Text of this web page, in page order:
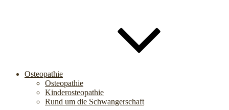
Osteopathie
Osteopathie
Kinderosteopathie
Rund um die Schwangerschaft